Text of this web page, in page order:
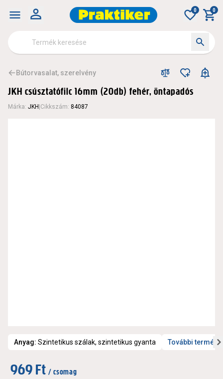
0 0
Bútorvasalat, szerelvény
JKH csúsztatófilc 16mm (20db) fehér, öntapadós
Márka: JKH Cikkszám: 84087
Anyag: Szintetikus szálak, szintetikus gyanta További
969 Ft / csomag